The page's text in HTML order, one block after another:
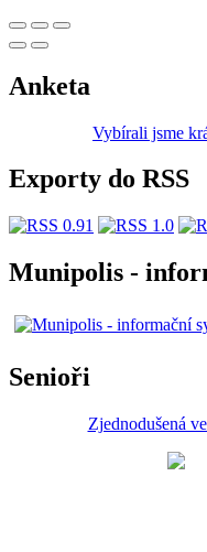
Anketa
Vybírali jsme
Exporty do RSS
Munipolis -
Senioři
Zjednodušená